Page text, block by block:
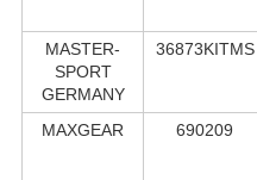
MASTER-
SPORT
GERMANY
36873KITMS
MAXGEAR 690209